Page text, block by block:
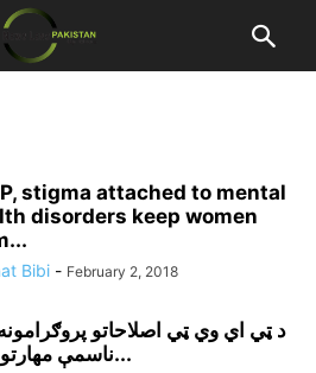
stigma attached to mental
disorders keep women
Bibi - February 2, 2018
د ټي اي وي ټي اصلاحاتو
ناسمې مهارتونه په...